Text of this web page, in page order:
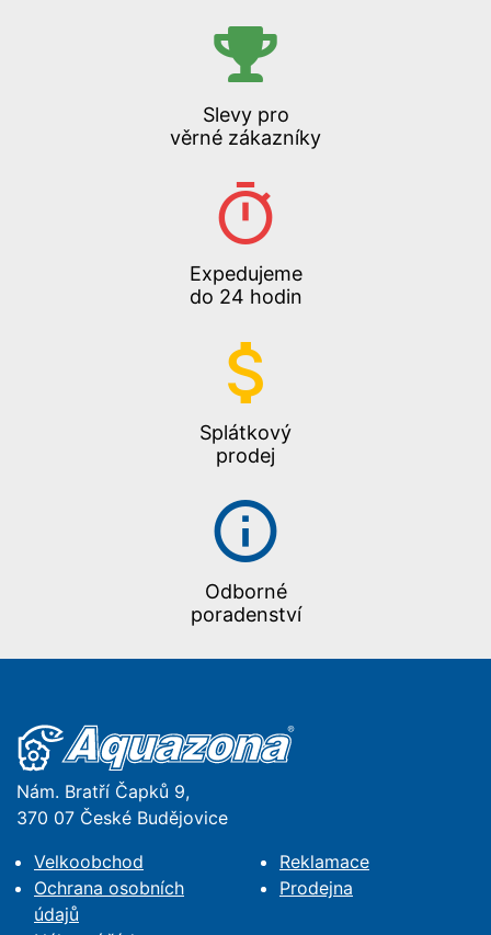
Slevy pro
věrné zákazníky
Expedujeme
do 24 hodin
Splátkový
prodej
Odborné
poradenství
Nám. Bratří Čapků 9,
370 07 České Budějovice
Velkoobchod
Ochrana osobních
údajů
Reklamace
Prodejna